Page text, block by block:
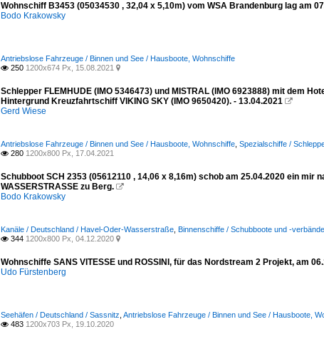
Wohnschiff B3453 (05034530 , 32,04 x 5,10m) vom WSA Brandenburg lag am
Bodo Krakowsky
Antriebslose Fahrzeuge / Binnen und See / Hausboote, Wohnschiffe
 250 1200x674 Px, 15.08.2021 
Schlepper FLEMHUDE (IMO 5346473) und MISTRAL (IMO 6923888) mit dem
Hintergrund Kreuzfahrtschiff VIKING SKY (IMO 9650420). - 13.04.2021 
Gerd Wiese
Antriebslose Fahrzeuge / Binnen und See / Hausboote, Wohnschiffe Spezialschiffe /
 280 1200x800 Px, 17.04.2021
Schubboot SCH 2353 (05612110 , 14,06 x 8,16m) schob am 25.04.2020 ein mir
WASSERSTRASSE zu Berg. 
Bodo Krakowsky
Kanäle / Deutschland / Havel-Oder-Wasserstraße Binnenschiffe / Schubboote und -
 344 1200x800 Px, 04.12.2020 
Wohnschiffe SANS VITESSE und ROSSINI, für das Nordstream 2 Projekt, am
Udo Fürstenberg
Seehäfen / Deutschland / Sassnitz Antriebslose Fahrzeuge / Binnen und See / Hausboote,
 483 1200x703 Px, 19.10.2020